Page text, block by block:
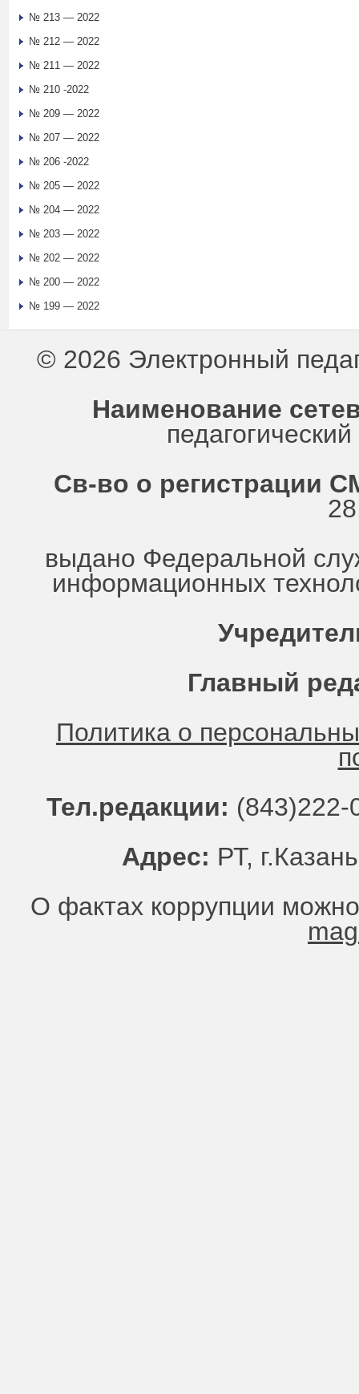
№ 213 — 2022
№ 212 — 2022
№ 211 — 2022
№ 210 -2022
№ 209 — 2022
№ 207 — 2022
№ 206 -2022
№ 205 — 2022
№ 204 — 2022
№ 203 — 2022
№ 202 — 2022
№ 200 — 2022
№ 199 — 2022
© 2026 Электронный
Наименование
Св-во о регистрации
выдано Федеральной
информационных
Главный
Политика о
Тел.редакции:
Адрес: РТ,
О фактах коррупции